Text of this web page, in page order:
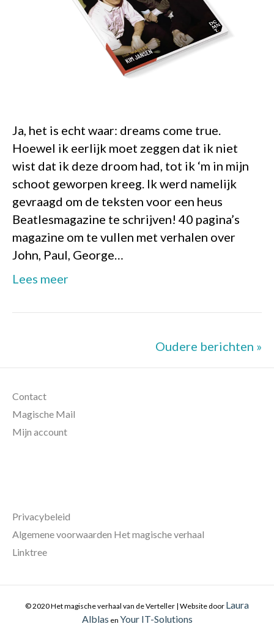
Ja, het is echt waar: dreams come true.
Hoewel ik eerlijk moet zeggen dat ik niet
wist dat ik deze droom had, tot ik ‘m in mijn
schoot geworpen kreeg. Ik werd namelijk
gevraagd om de teksten voor een heus
Beatlesmagazine te schrijven! 40 pagina’s
magazine om te vullen met verhalen over
John, Paul, George…
Lees meer
Oudere berichten »
Contact
Magische Mail
Mijn account
Privacybeleid
Algemene voorwaarden Het magische verhaal
Linktree
© 2020 Het magische verhaal van de Verteller | Website door Laura
Alblas en Your IT-Solutions